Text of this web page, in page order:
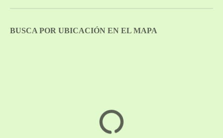
BUSCA POR UBICACIÓN EN EL MAPA